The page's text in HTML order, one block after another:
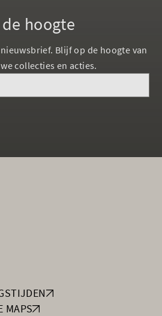
hoogte
Blijf op de hoogte van
collecties en acties.
MAPS